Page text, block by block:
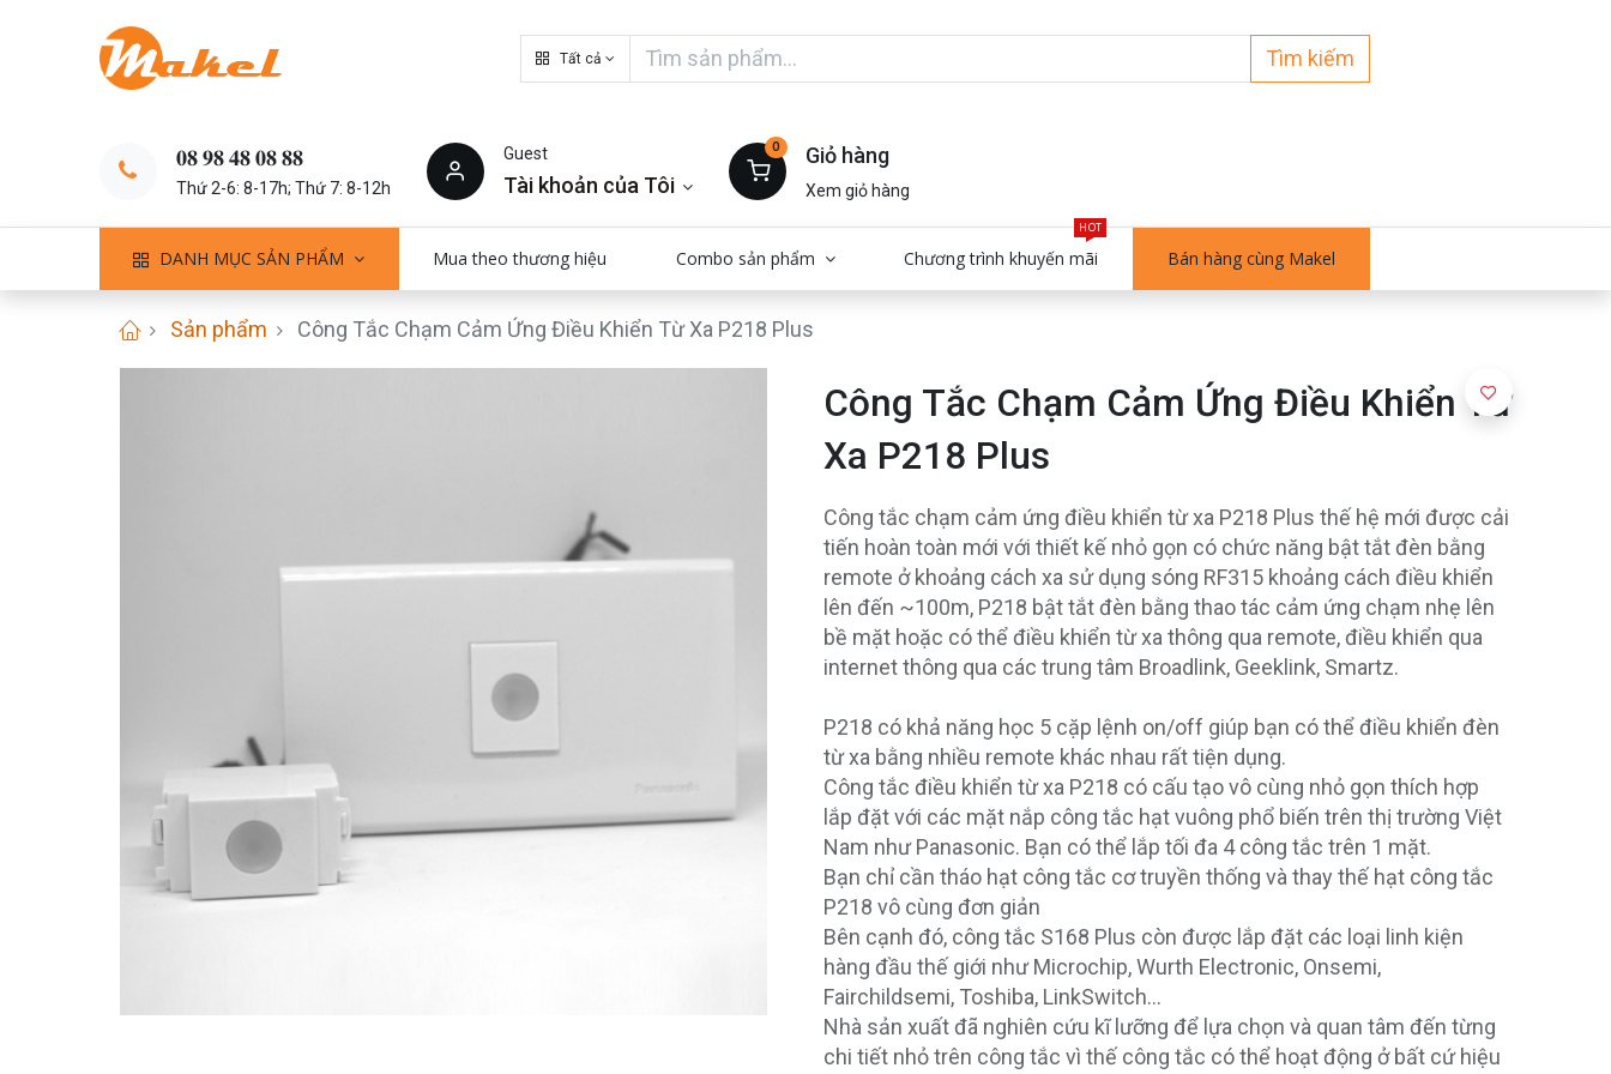
Tất cả Tìm kiếm
𝟎𝟖 𝟗𝟖 𝟒𝟖 𝟎𝟖 𝟖𝟖
Thứ 2-6: 8-17h; Thứ 7: 8-12h
Guest
Tài khoản của Tôi
0 Giỏ hàng
Xem giỏ hàng
DANH MỤC SẢN PHẨM Mua theo thương hiệu Combo sản phẩm Chương trình khuyến mãi
HOT
Bán hàng cùng Makel
Sản phẩm Công Tắc Chạm Cảm Ứng Điều Khiển Từ Xa P218 Plus
Công Tắc Chạm Cảm Ứng Điều Khiển Từ
Xa P218 Plus
Công tắc chạm cảm ứng điều khiển từ xa P218 Plus thế hệ mới được cải
tiến hoàn toàn mới với thiết kế nhỏ gọn có chức năng bật tắt đèn bằng
remote ở khoảng cách xa sử dụng sóng RF315 khoảng cách điều khiển
lên đến ~100m, P218 bật tắt đèn bằng thao tác cảm ứng chạm nhẹ lên
bề mặt hoặc có thể điều khiển từ xa thông qua remote, điều khiển qua
internet thông qua các trung tâm Broadlink, Geeklink, Smartz.
P218 có khả năng học 5 cặp lệnh on/off giúp bạn có thể điều khiển đèn
từ xa bằng nhiều remote khác nhau rất tiện dụng.
Công tắc điều khiển từ xa P218 có cấu tạo vô cùng nhỏ gọn thích hợp
lắp đặt với các mặt nắp công tắc hạt vuông phổ biến trên thị trường Việt
Nam như Panasonic. Bạn có thể lắp tối đa 4 công tắc trên 1 mặt.
Bạn chỉ cần tháo hạt công tắc cơ truyền thống và thay thế hạt công tắc
P218 vô cùng đơn giản
Bên cạnh đó, công tắc S168 Plus còn được lắp đặt các loại linh kiện
hàng đầu thế giới như Microchip, Wurth Electronic, Onsemi,
Fairchildsemi, Toshiba, LinkSwitch…
Nhà sản xuất đã nghiên cứu kĩ lưỡng để lựa chọn và quan tâm đến từng
chi tiết nhỏ trên công tắc vì thế công tắc có thể hoạt động ở bất cứ hiệu